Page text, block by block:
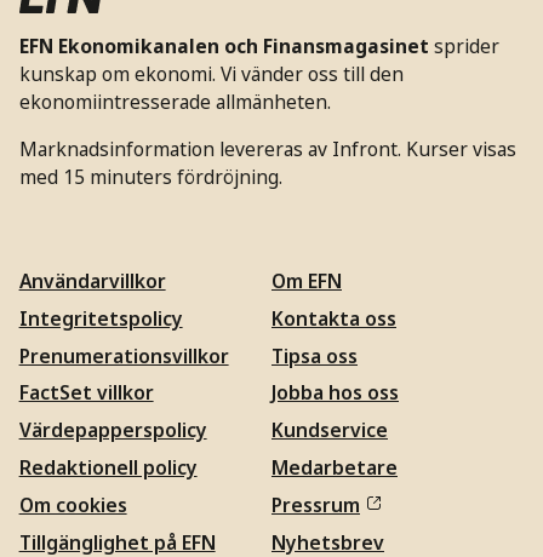
EFN Ekonomikanalen och Finansmagasinet sprider
kunskap om ekonomi. Vi vänder oss till den
ekonomiintresserade allmänheten.
Marknadsinformation levereras av Infront. Kurser visas
med 15 minuters fördröjning.
Användarvillkor
Integritetspolicy
Prenumerationsvillkor
FactSet villkor
Värdepapperspolicy
Redaktionell policy
Om cookies
Tillgänglighet på EFN
Om EFN
Kontakta oss
Tipsa oss
Jobba hos oss
Kundservice
Medarbetare
Pressrum
Nyhetsbrev